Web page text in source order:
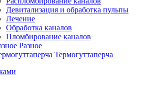
Девитализация и обработка пульпы
Лечение
Обработка каналов
Пломбирование каналов
Разное
Термогуттаперча